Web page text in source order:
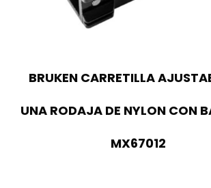
BRUKEN CARRETILLA
UNA RODAJA DE NYLON CON
MX67012